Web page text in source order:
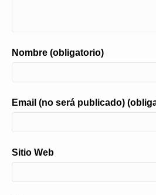
Nombre (obligatorio)
Email (no será publicado)
Sitio Web